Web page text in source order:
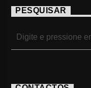
PESQUISAR